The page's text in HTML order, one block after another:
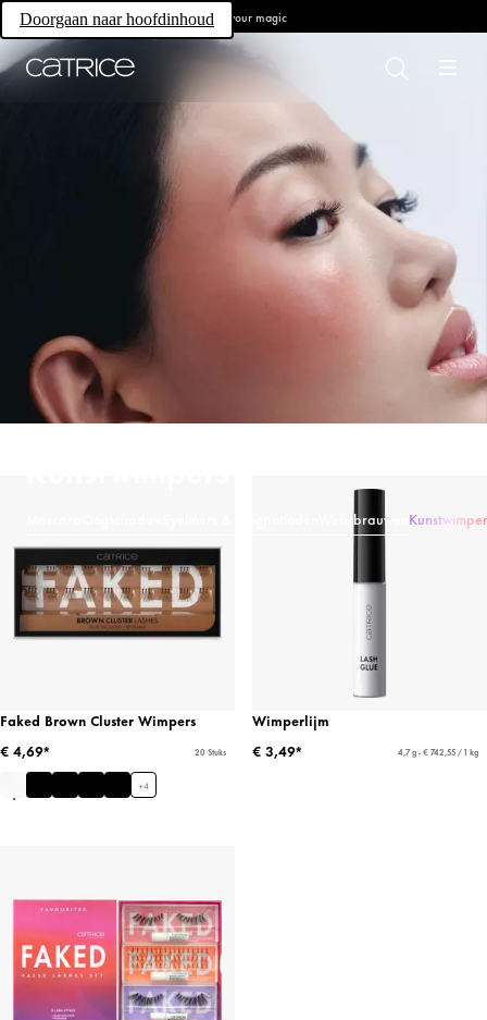
Doorgaan naar hoofdinhoudOwn your magic
Wenkbrauwen
Faked Brown Cluster Wimpers
€ 4,69*
20 Stuks
+4
Wimperlijm
€ 3,49*
4,7 g - € 742,55 / 1 kg